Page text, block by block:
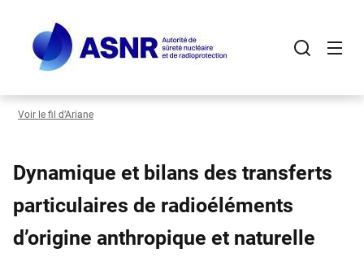
contenu
principal
Voir le fil d’Ariane
Dynamique et bilans des transferts
particulaires de radioéléments
d’origine anthropique et naturelle